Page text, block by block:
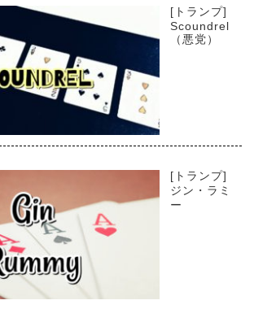
[トランプ]
Scoundrel
（悪党）
[トランプ]
ジン・ラミ
ー